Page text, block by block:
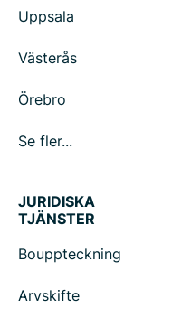
Uppsala
Västerås
Örebro
Se fler...
JURIDISKA
TJÄNSTER
Bouppteckning
Arvskifte